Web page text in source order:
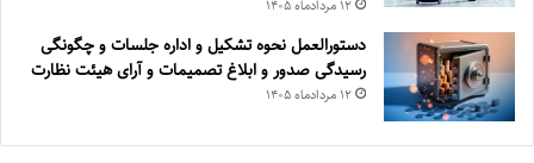
۱۲ مرداد‌ماه ۱۴۰۵
دستورالعمل نحوه تشکیل و اداره جلسات و چگونگی
رسیدگی صدور و ‏ابلاغ تصمیمات و‎ ‎آرای هیئت نظارت
۱۲ مرداد‌ماه ۱۴۰۵